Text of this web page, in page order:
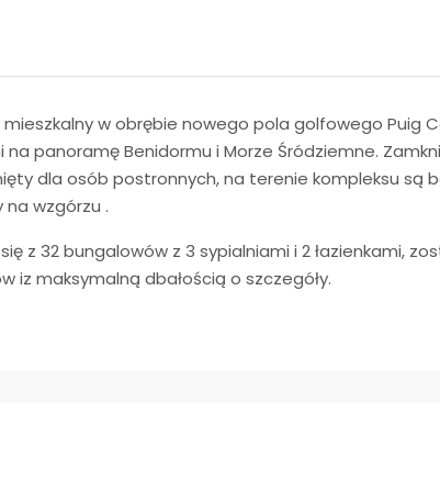
mieszkalny w obrębie nowego pola golfowego Puig
panoramę Benidormu i Morze Śródziemne.
dla osób postronnych, na terenie kompleksu są
na wzgórzu .
z 32 bungalowów z 3 sypialniami i 2 łazienkami,
iz maksymalną dbałością o szczegóły.